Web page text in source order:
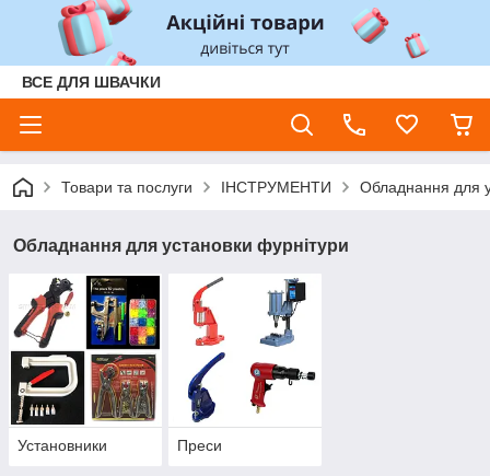
ВСЕ ДЛЯ ШВАЧКИ
Товари та послуги ІНСТРУМЕНТИ Обладнання для
Обладнання для установки фурнітури
Установники Преси